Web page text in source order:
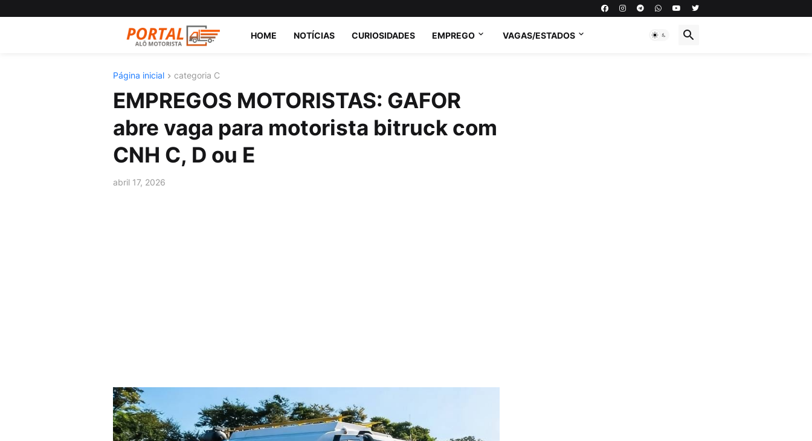
HOME NOTÍCIAS CURIOSIDADES EMPREGO VAGAS/ESTADOS
Página inicial categoria C
EMPREGOS MOTORISTAS: GAFOR
abre vaga para motorista bitruck com
CNH C, D ou E
abril 17, 2026